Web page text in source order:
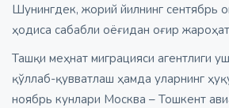
Шунингдек, жорий йилнинг сентябрь
ҳодиса сабабли оёғидан оғир
Ташқи меҳнат миграцияси агентлиги
қўллаб-қувватлаш ҳамда уларнинг
ноябрь кунлари Москва – Тошкент